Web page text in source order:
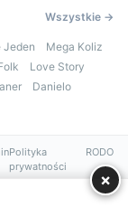
Wszystkie →
Jeden
Mega Koliz
Love Story
Danielo
Polityka
prywatności
RODO
×